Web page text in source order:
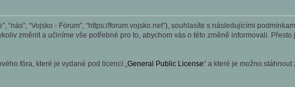
“nás”, “Vojsko - Fórum”, “https://forum.vojsko.net”), souhlasíte s následujícími
změnit a učiníme vše potřebné pro to, abychom vás o této změně informovali.
fóra, které je vydané pod licencí „ General Public License“ a které je možno stáhnout